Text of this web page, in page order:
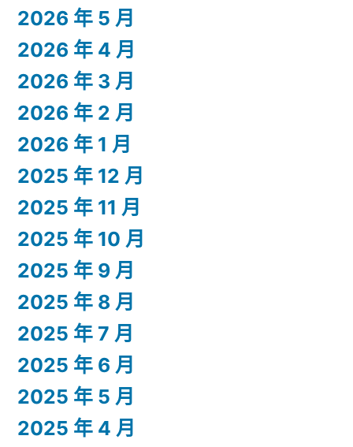
2026 年 5 月
2026 年 4 月
2026 年 3 月
2026 年 2 月
2026 年 1 月
2025 年 12 月
2025 年 11 月
2025 年 10 月
2025 年 9 月
2025 年 8 月
2025 年 7 月
2025 年 6 月
2025 年 5 月
2025 年 4 月